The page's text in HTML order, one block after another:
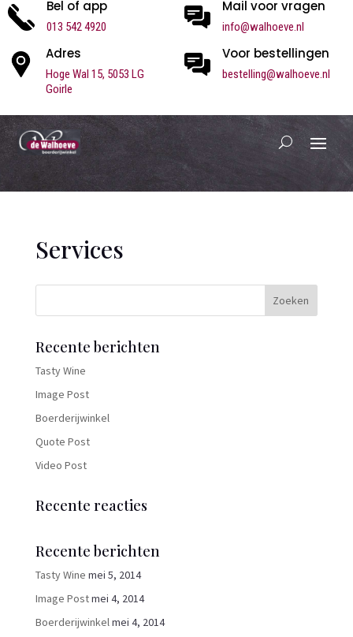
Bel of app
013 542 4920
Adres
Hoge Wal 15, 5053 LG
Goirle
Mail voor vragen
info@walhoeve.nl
Voor bestellingen
bestelling@walhoeve.nl
Services
Recente berichten
Tasty Wine
Image Post
Boerderijwinkel
Quote Post
Video Post
Recente reacties
Recente berichten
Tasty Wine mei 5, 2014
Image Postmei 4, 2014
Boerderijwinkelmei 4, 2014